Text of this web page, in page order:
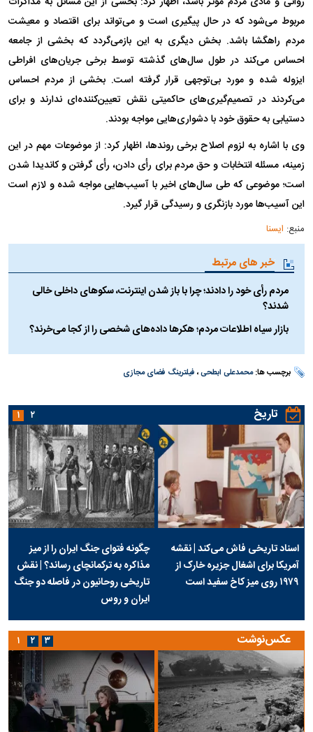
مربوط می‌شود که در حال پیگیری است و می‌تواند برای اقتصاد و معیشت
مردم راهگشا باشد. بخش دیگری به این بازمی‌گردد که بخشی از جامعه
احساس می‌کند در طول سال‌های گذشته توسط برخی جریان‌های افراطی
ایزوله شده و مورد بی‌توجهی قرار گرفته است. بخشی از مردم احساس
می‌کردند در تصمیم‌گیری‌های حاکمیتی نقش تعیین‌کننده‌ای ندارند و برای
دستیابی به حقوق خود با دشواری‌هایی مواجه بودند.
وی با اشاره به لزوم اصلاح برخی روندها، اظهار کرد: از موضوعات مهم در این
زمینه، مسئله انتخابات و حق مردم برای رأی دادن، رأی گرفتن و کاندیدا شدن
است؛ موضوعی که طی سال‌های اخیر با آسیب‌هایی مواجه شده و لازم است
این آسیب‌ها مورد بازنگری و رسیدگی قرار گیرد.
منبع: ایسنا
خبر های مرتبط
مردم رأی خود را دادند؛ چرا با باز شدن اینترنت، سکو‌های داخلی خالی
شدند؟
بازار سیاه اطلاعات مردم؛ هکر‌ها داده‌های شخصی را از کجا می‌خرند؟
برچسب ها:محمدعلی ابطحی، فیلترینگ فضای مجازی
تاریخ
اسناد تاریخی فاش می‌کند | نقشه
آمریکا برای اشغال جزیره خارک از
۱۹۷۹ روی میز کاخ سفید است
چگونه فتوای جنگ ایران را از میز
مذاکره به ترکمانچای رساند؟ | نقش
تاریخی روحانیون در فاصله دو جنگ
ایران و روس
۱ ۲
عکس‌نوشت ۱ ۲ ۳